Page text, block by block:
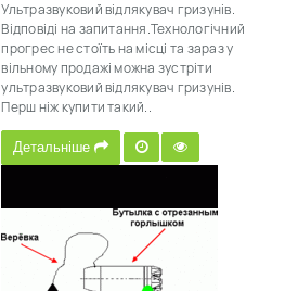
Ультразвуковий відлякувач гризунів.
Відповіді на запитання.Технологічний
прогрес не стоїть на місці та зараз у
вільному продажі можна зустріти
ультразвуковий відлякувач гризунів.
Перш ніж купити такий..
Детальніше